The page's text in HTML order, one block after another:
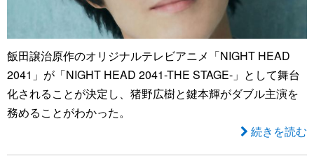
飯田譲治原作のオリジナルテレビアニメ「NIGHT HEAD
2041」が「NIGHT HEAD 2041-THE STAGE-」として舞台
化されることが決定し、猪野広樹と鍵本輝がダブル主演を
務めることがわかった。
続きを読む